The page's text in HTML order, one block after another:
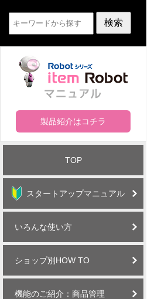
製品紹介はコチラ
TOP
スタートアップマニュアル
いろんな使い方
ショップ別HOW TO
機能のご紹介：商品管理